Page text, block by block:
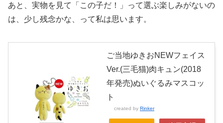
あと、実物を見て「この子だ！」って選ぶ楽しみがないの
は、少し残念かな、って私は思います。
ご当地ゆきおNEWフェイス
Ver.(三毛猫)肉キュン(2018
年発売)ぬいぐるみマスコッ
ト
created by Rinker